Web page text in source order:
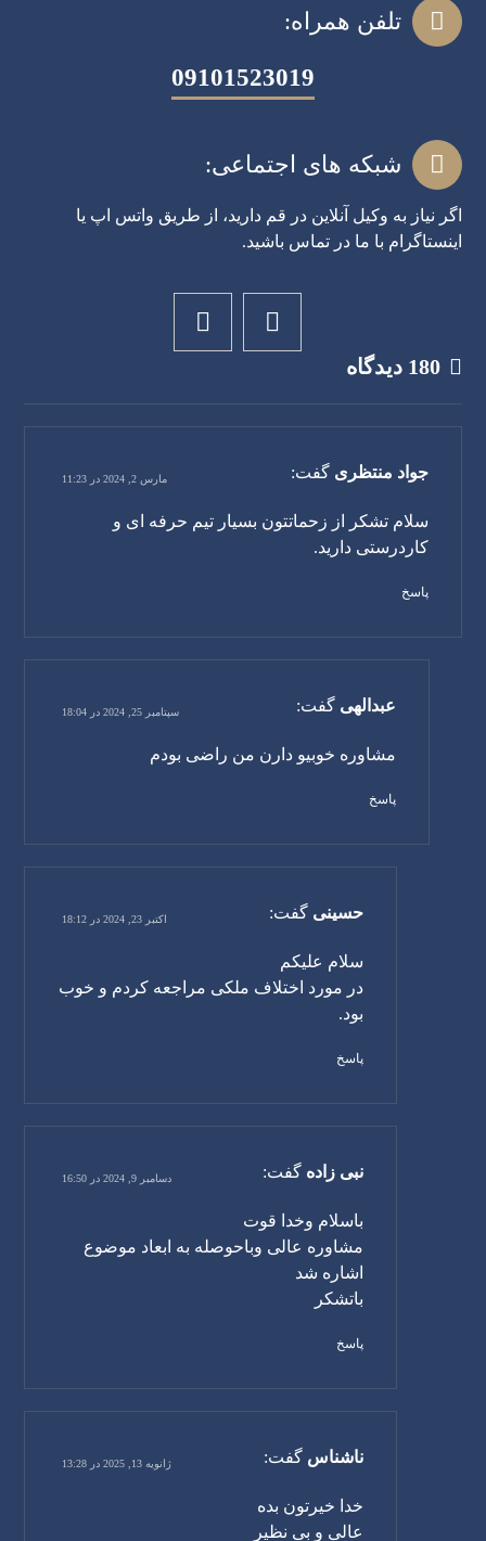
تلفن همراه:
09101523019
شبکه های اجتماعی:
اگر نیاز به وکیل آنلاین در قم دارید، از طریق واتس اپ یا
اینستاگرام با ما در تماس باشید.
180 دیدگاه
جواد منتظری گفت: مارس 2, 2024 در 11:23
سلام تشکر از زحماتتون بسیار تیم حرفه ای و
کاردرستی دارید.
پاسخ
عبدالهی گفت: سپتامبر 25, 2024 در 18:04
مشاوره خوبیو دارن من راضی بودم
پاسخ
حسینی گفت: اکتبر 23, 2024 در 18:12
سلام علیکم
در مورد اختلاف ملکی مراجعه کردم و خوب
بود.
پاسخ
نبی زاده گفت: دسامبر 9, 2024 در 16:50
باسلام وخدا قوت
مشاوره عالی وباحوصله به ابعاد موضوع
اشاره شد
باتشکر
پاسخ
ناشناس گفت: ژانویه 13, 2025 در 13:28
خدا خیرتون بده
عالی و بی نظیر